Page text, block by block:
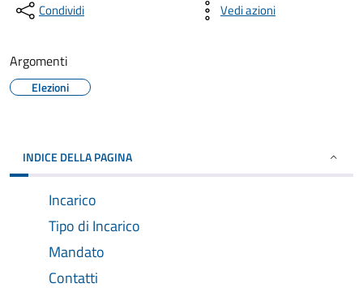
Condividi Vedi azioni
Argomenti
Elezioni
INDICE DELLA PAGINA
Incarico
Tipo di Incarico
Mandato
Contatti